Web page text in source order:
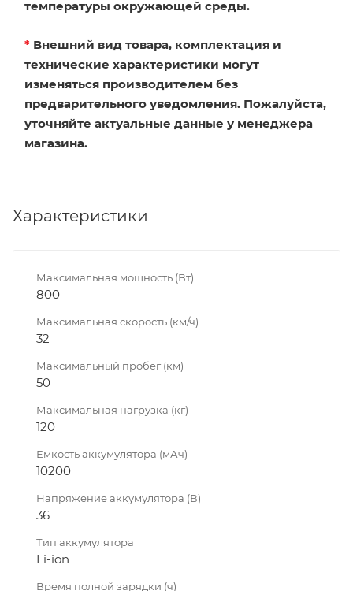
температуры окружающей среды.
* Внешний вид товара, комплектация и
технические характеристики могут
изменяться производителем без
предварительного уведомления. Пожалуйста,
уточняйте актуальные данные у менеджера
магазина.
Характеристики
Максимальная мощность (Вт)
800
Максимальная скорость (км/ч)
32
Максимальный пробег (км)
50
Максимальная нагрузка (кг)
120
Емкость аккумулятора (мАч)
10200
Напряжение аккумулятора (В)
36
Тип аккумулятора
Li-ion
Время полной зарядки (ч)